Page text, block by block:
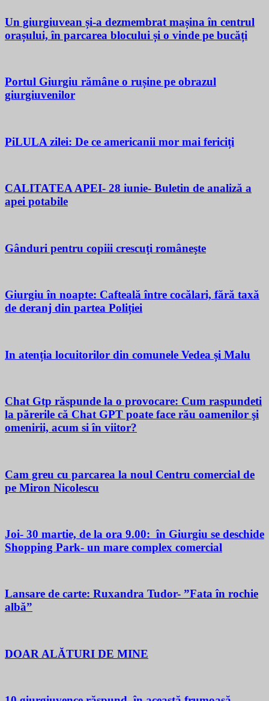
Un giurgiuvean și-a dezmembrat mașina în centrul
orașului, în parcarea blocului și o vinde pe bucăți
Portul Giurgiu rămâne o rușine pe obrazul
giurgiuvenilor
PiLULA zilei: De ce americanii mor mai fericiți
CALITATEA APEI- 28 iunie- Buletin de analiză a
apei potabile
Gânduri pentru copiii crescuţi româneşte
Giurgiu în noapte: Cafteală între cocălari, fără taxă
de deranj din partea Poliției
In atenția locuitorilor din comunele Vedea și Malu
Chat Gtp răspunde la o provocare: Cum raspundeti
la părerile că Chat GPT poate face rău oamenilor şi
omenirii, acum si în viitor?
Cam greu cu parcarea la noul Centru comercial de
pe Miron Nicolescu
Joi- 30 martie, de la ora 9.00: în Giurgiu se deschide
Shopping Park- un mare complex comercial
Lansare de carte: Ruxandra Tudor- ”Fata în rochie
albă”
DOAR ALĂTURI DE MINE